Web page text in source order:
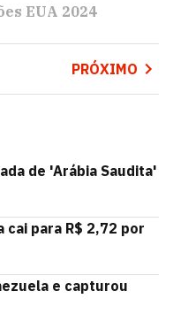
EUA 2024
PRÓXIMO
de 'Arábia Saudita'
cai para R$ 2,72 por
e capturou